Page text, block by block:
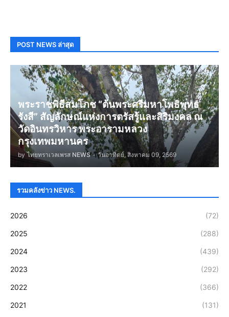
POST NEWS ล่าสุด
พระราชพิธีสมโภช “ต้นพระศรีมหาโพธิพุทธ
รังสี” สัญลักษณ์แห่งการตรัสรู้และสิริมงคล ณ
วัดอินทรวิหาร พระอารามหลวง
กรุงเทพมหานคร
by ไทยทราเวลเพรส NEWS - วันอาทิตย์, สิงหาคม 09, 2569
รวมคลังข่าว NEWS.
2026 (72)
2025 (288)
2024 (439)
2023 (292)
2022 (366)
2021 (131)